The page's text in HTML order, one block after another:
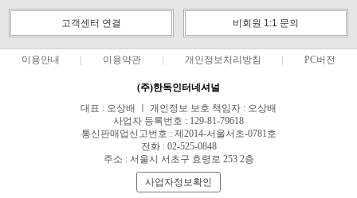
고객센터 연결 비회원 1:1 문의
이용안내 이용약관 개인정보처리방침 PC버전
(주)한독인터네셔널
대표 : 오상배 ㅣ 개인정보 보호 책임자 : 오상배
사업자 등록번호 : 129-81-79618
통신판매업신고번호 : 제2014-서울서초-0781호
전화 : 02-525-0848
주소 : 서울시 서초구 효령로 253 2층
사업자정보확인